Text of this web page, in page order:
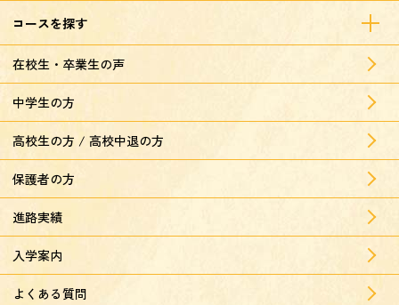
コースを探す
在校生・卒業生の声
中学生の方
高校生の方 / 高校中退の方
保護者の方
進路実績
入学案内
よくある質問